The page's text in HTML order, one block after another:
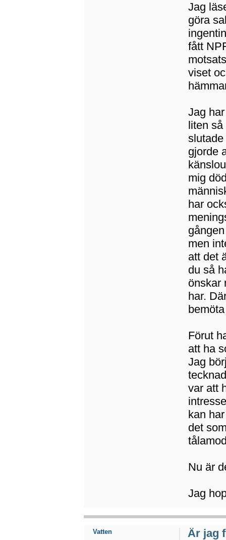
Jag
göra
fått
viset
Jag
liten
gjorde
mig
har
men
att det
du så
önskar
har.
Förut
att ha
Jag
var att
kan
det
Nu är
Jag
Är jag
Vatten